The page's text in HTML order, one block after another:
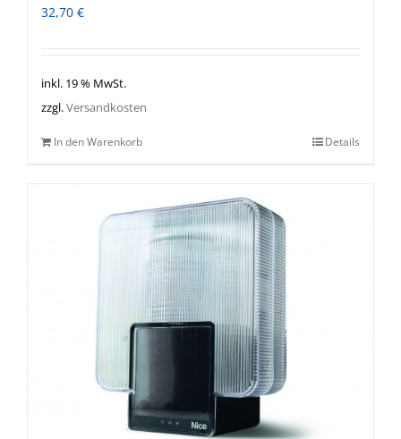
32,70 €
inkl. 19 % MwSt.
zzgl.Versandkosten
In den Warenkorb Details